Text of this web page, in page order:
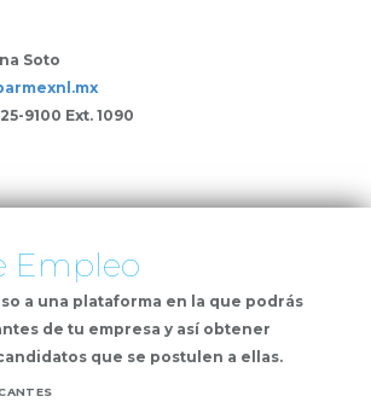
Soto
9100 Ext. 1090
Empleo
a una plataforma en la que podrás
de tu empresa y así obtener
que se postulen a ellas.